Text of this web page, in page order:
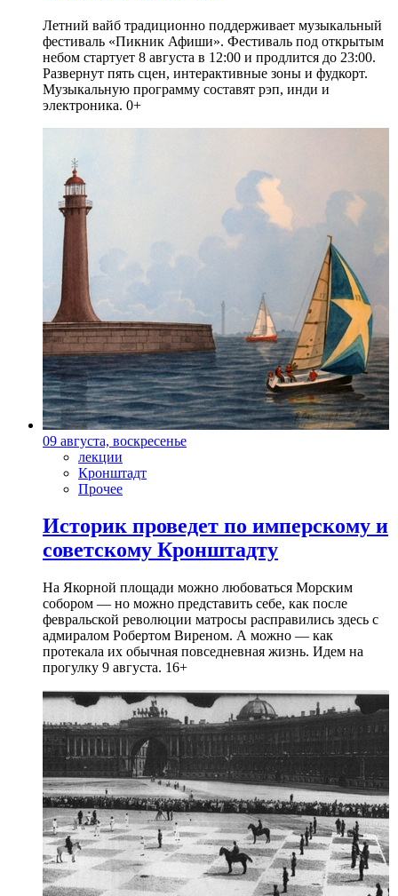
Летний вайб традиционно поддерживает музыкальный
фестиваль «Пикник Афиши». Фестиваль под открытым
небом стартует 8 августа в 12:00 и продлится до 23:00.
Развернут пять сцен, интерактивные зоны и фудкорт.
Музыкальную программу составят рэп, инди и
электроника. 0+
09 августа, воскресенье
лекции
Кронштадт
Прочее
Историк проведет по имперскому и
советскому Кронштадту
На Якорной площади можно любоваться Морским
собором — но можно представить себе, как после
февральской революции матросы расправились здесь с
адмиралом Робертом Виреном. А можно — как
протекала их обычная повседневная жизнь. Идем на
прогулку 9 августа. 16+